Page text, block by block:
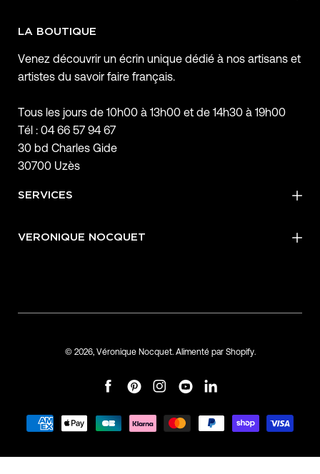
LA BOUTIQUE
Venez découvrir un écrin unique dédié à nos artisans et
artistes du savoir faire français.
Tous les jours de 10h00 à 13h00 et de 14h30 à 19h00
Tél : 04 66 57 94 67
30 bd Charles Gide
30700 Uzès
SERVICES
VERONIQUE NOCQUET
© 2026, Véronique Nocquet. Alimenté par Shopify.